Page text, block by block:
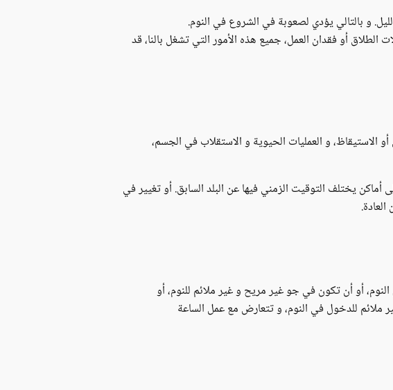
و بالتالي يؤدي لصعوبة في الشروع في النوم.
أو فقدان العمل، جميع هذه الأمور التي تشغل بالنا، قد
الاستيقاظ، و العمليات الحيوية و الاستقلاب في الجسم،
يختلف التوقيت الزمني فيها عن البلد السابق. أو تغيير في
أو أن تكون في جو غير مريح و غير ملائم للنوم، أو
ملائم للدخول في النوم، و تتعارض مع عمل الساعة